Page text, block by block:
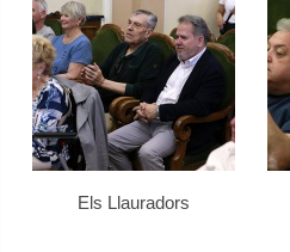
Els Llauradors